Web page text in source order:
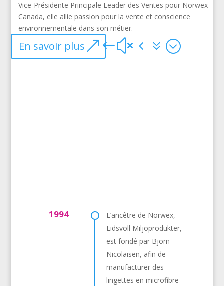
Vice-Présidente Principale Leader des Ventes pour Norwex
Canada, elle allie passion pour la vente et conscience
environnementale dans son métier.
En savoir plus
1994
L’ancêtre de Norwex,
Eidsvoll Miljoprodukter,
est fondé par Bjorn
Nicolaisen, afin de
manufacturer des
lingettes en microfibre